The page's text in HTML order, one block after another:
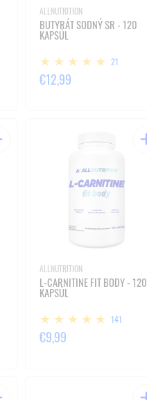
ALLNUTRITION
BUTYRÁT SODNÝ SR - 120
KAPSÚL
21
€12,99
ALLNUTRITION
L-CARNITINE FIT BODY - 120
KAPSÚL
141
€9,99